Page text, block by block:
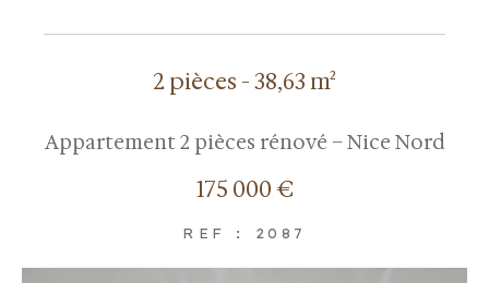
2 pièces - 38,63 m²
Appartement 2 pièces rénové – Nice Nord
175 000 €
REF : 2087